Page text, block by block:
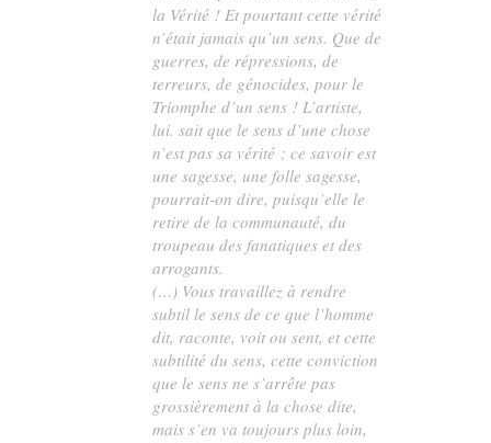
la Vérité ! Et pourtant cette vérité
n’était jamais qu’un sens. Que de
guerres, de répressions, de
terreurs, de génocides, pour le
Triomphe d’un sens ! L’artiste,
lui. sait que le sens d’une chose
n’est pas sa vérité ; ce savoir est
une sagesse, une folle sagesse,
pourrait-on dire, puisqu’elle le
retire de la communauté, du
troupeau des fanatiques et des
arrogants.
(…) Vous travaillez à rendre
subtil le sens de ce que l’homme
dit, raconte, voit ou sent, et cette
subtilité du sens, cette conviction
que le sens ne s’arrête pas
grossièrement à la chose dite,
mais s’en va toujours plus loin,